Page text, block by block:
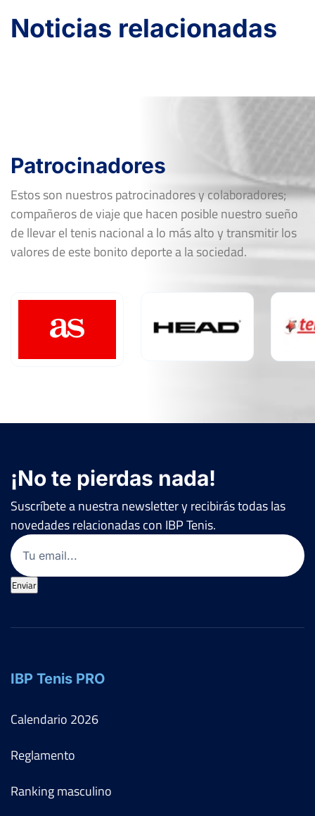
FF-OF LUCIA IBARROLA ASENJO 6 6
6
1
6
0
Torneo Open Femenino Memorial Jenny
Hoad
Del 13 al 20 de marzo, 2022
Marcador
FF-R16
ANA MARTIN RAMIREZ 12
Noticias relacionadas
Patrocinadores
Estos son nuestros patrocinadores y colaboradores;
compañeros de viaje que hacen posible nuestro sueño
de llevar el tenis nacional a lo más alto y transmitir los
valores de este bonito deporte a la sociedad.
¡No te pierdas nada!
Suscríbete a nuestra newsletter y recibirás todas las
novedades relacionadas con IBP Tenis.
Email
Enviar
IBP Tenis PRO
Calendario 2026
Reglamento
Ranking masculino